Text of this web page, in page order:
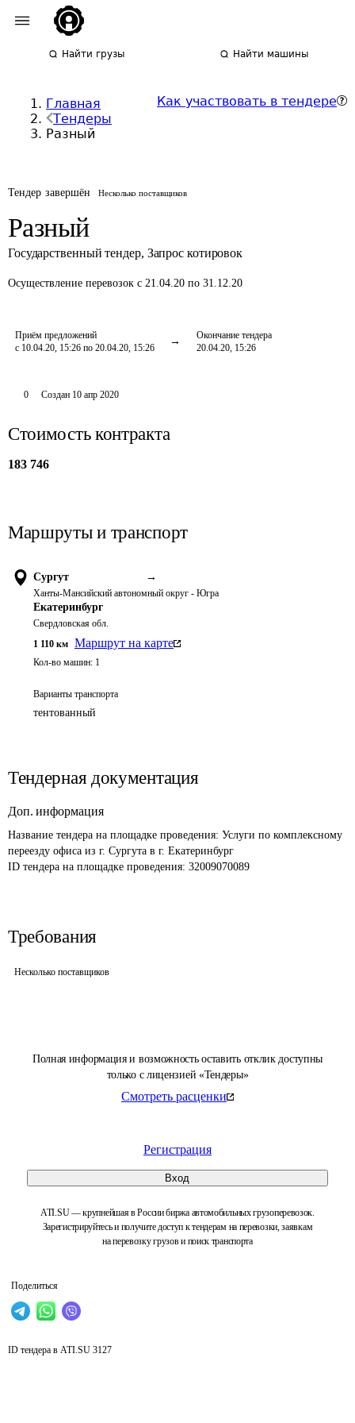
Найти грузы Найти машины
Главная
Тендеры
Разный
Как участвовать в тендере
Тендер завершён Несколько поставщиков
Разный
Государственный тендер, Запрос котировок
Осуществление перевозок с 21.04.20 по 31.12.20
Приём предложений
с 10.04.20, 15:26 по 20.04.20, 15:26
Окончание тендера
20.04.20, 15:26
Полная информация и возможность оставить отклик доступны
только с лицензией «Тендеры»
Смотреть расценки
Регистрация
Вход
ATI.SU — крупнейшая в России биржа автомобильных грузоперевозок.
Зарегистрируйтесь и получите доступ к тендерам на перевозки, заявкам
на перевозку грузов и поиск транспорта
Поделиться
0 Создан 10 апр 2020
Стоимость контракта
183 746
Маршруты и транспорт
Сургут →
Ханты-Мансийский автономный округ - Югра
Екатеринбург
Свердловская обл.
1 110 км Маршрут на карте
Кол-во машин: 1
Варианты транспорта
тентованный
Тендерная документация
Доп. информация
Название тендера на площадке проведения: Услуги по комплексному
переезду офиса из г. Сургута в г. Екатеринбург
ID тендера на площадке проведения: 32009070089
Требования
Несколько поставщиков
ID тендера в ATI.SU 3127